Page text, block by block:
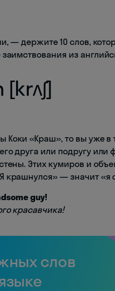
— держите 10 слов,
из
«Краш», то вы уже в
друга или подругу или
Этих кумиров и
крашнулся» — значит «я
guy!
красавчика!
слов